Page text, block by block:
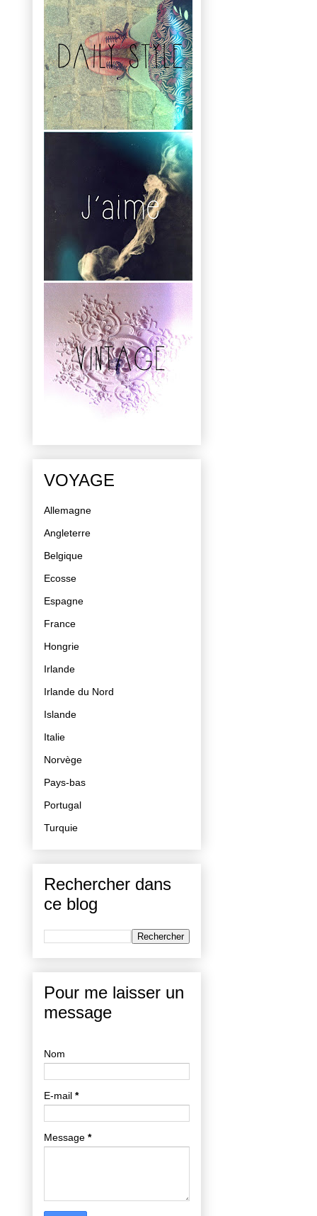
VOYAGE
Allemagne
Angleterre
Belgique
Ecosse
Espagne
France
Hongrie
Irlande
Irlande du Nord
Islande
Italie
Norvège
Pays-bas
Portugal
Turquie
Rechercher dans
ce blog
Pour me laisser un
message
Nom
E-mail *
Message *